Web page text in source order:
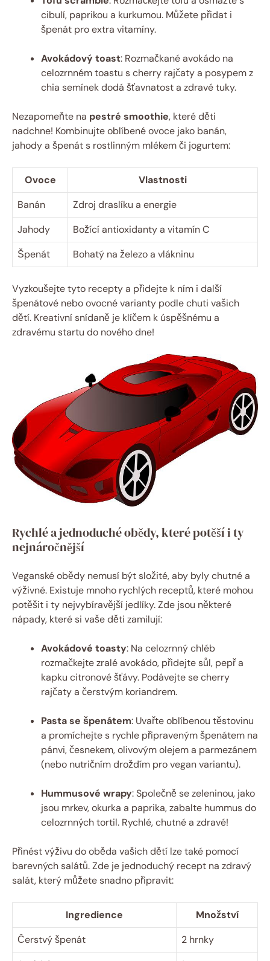
cibulí, paprikou a kurkumou. Můžete přidat i
špenát pro extra vitamíny.
Avokádový toast: Rozmačkané avokádo na
celozrnném toastu s cherry rajčaty a posypem z
chia semínek dodá šťavnatost a zdravé tuky.
Nezapomeňte na pestré smoothie, které děti
nadchne! Kombinujte oblíbené ovoce jako banán,
jahody a špenát s rostlinným mlékem či jogurtem:
Ovoce
Vlastnosti
Banán
Zdroj draslíku a energie
Jahody
Božící antioxidanty a vitamín C
Špenát
Bohatý na železo a vlákninu
Vyzkoušejte tyto recepty a přidejte k ním i další
špenátové nebo ovocné varianty podle chuti vašich
dětí. Kreativní snídaně je klíčem k úspěšnému a
zdravému startu do nového dne!
Rychlé a jednoduché obědy, které potěší i ty
nejnáročnější
Veganské obědy nemusí být složité, aby byly chutné a
výživné. Existuje mnoho rychlých receptů, které mohou
potěšit i ty nejvybíravější jedlíky. Zde jsou některé
nápady, které si vaše děti zamilují:
Avokádové toasty: Na celozrnný chléb
rozmačkejte zralé avokádo, přidejte sůl, pepř a
kapku citronové šťávy. Podávejte se cherry
rajčaty a čerstvým koriandrem.
Pasta se špenátem: Uvařte oblíbenou těstovinu
a promíchejte s rychle připraveným špenátem na
pánvi, česnekem, olivovým olejem a parmezánem
(nebo nutričním droždím pro vegan variantu).
Hummusové wrapy: Společně se zeleninou, jako
jsou mrkev, okurka a paprika, zabalte hummus do
celozrnných tortil. Rychlé, chutné a zdravé!
Přinést výživu do oběda vašich dětí lze také pomocí
barevných salátů. Zde je jednoduchý recept na zdravý
salát, který můžete snadno připravit:
Ingredience
Množství
Čerstvý špenát
2 hrnky